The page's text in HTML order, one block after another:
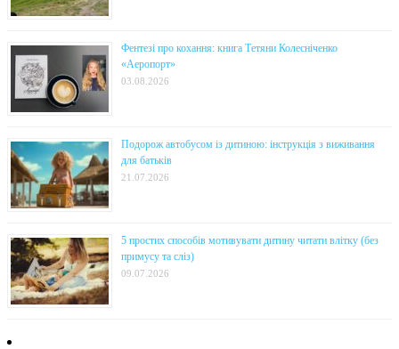
Фентезі про кохання: книга Тетяни Колесніченко
«Аеропорт»
03.08.2026
Подорож автобусом із дитиною: інструкція з виживання
для батьків
21.07.2026
5 простих способів мотивувати дитину читати влітку (без
примусу та сліз)
09.07.2026